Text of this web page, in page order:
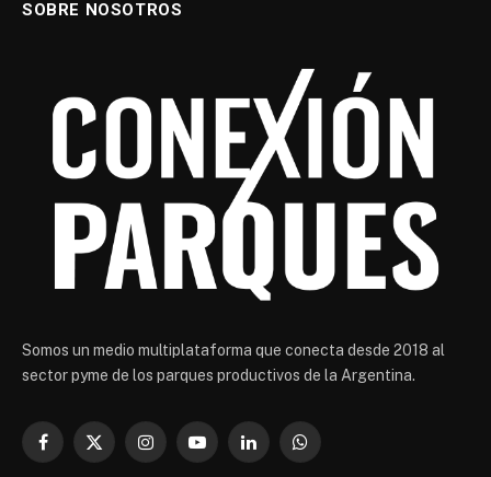
SOBRE NOSOTROS
Somos un medio multiplataforma que conecta desde 2018 al
sector pyme de los parques productivos de la Argentina.
Facebook
X
InstagramYouTubeLinkedInWhatsApp